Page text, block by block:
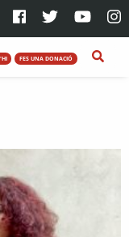
FES UNA DONACIÓ